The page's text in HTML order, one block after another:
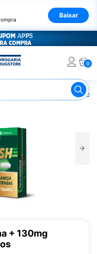
Baixar
0
Remédio
+ 130mg